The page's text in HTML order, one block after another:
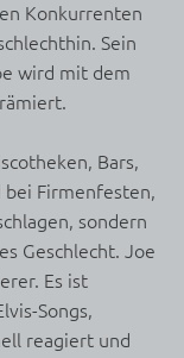
Konkurrenten
Sein
wird mit dem
Bars,
bei Firmenfesten,
sondern
Geschlecht. Joe
Es ist
Songs,
reagiert und